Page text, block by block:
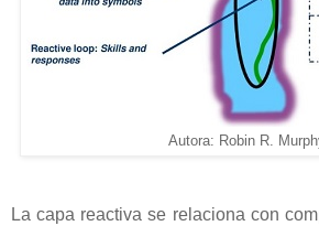
Autora: Robin R.
La capa reactiva se relaciona con